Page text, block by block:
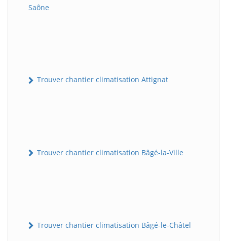
Saône
Trouver chantier climatisation Attignat
Trouver chantier climatisation Bâgé-la-Ville
Trouver chantier climatisation Bâgé-le-Châtel